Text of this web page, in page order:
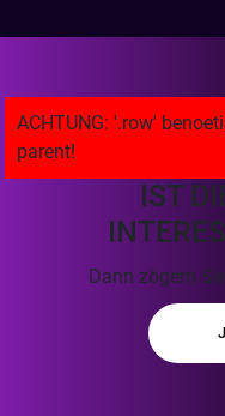
IST
Dann zögern